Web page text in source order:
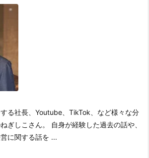
る社長、Youtube、TikTok、など様々な分
ぎしこさん。
自身が経験した過去の話や、
に関する話を ...